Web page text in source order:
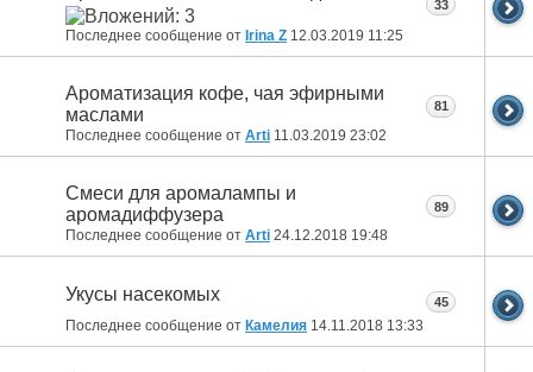
Последнее сообщение от Irina Z 12.03.2019 11:25
33
Ароматизация кофе, чая эфирными
маслами
Последнее сообщение от Arti 11.03.2019 23:02
81
Смеси для аромалампы и
аромадиффузера
Последнее сообщение от Arti 24.12.2018 19:48
89
Укусы насекомых
Последнее сообщение от Камелия 14.11.2018 13:33
45